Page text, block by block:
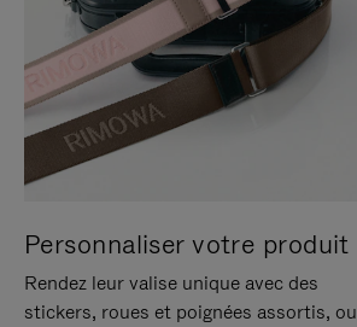
Personnaliser votre produit
Rendez leur valise unique avec des
stickers, roues et poignées assortis, ou